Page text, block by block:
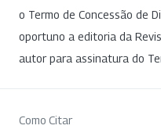
o Termo de Concessão de
oportuno a editoria da
autor para assinatura do
Como Citar